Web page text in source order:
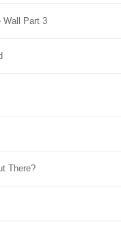
Wall Part 3
There?